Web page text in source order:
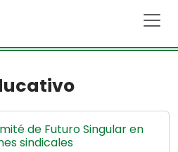
de Futuro Singular en
sindicales